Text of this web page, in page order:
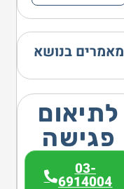
מאמרים בנושא
לתיאום
פגישה
03-
6914004